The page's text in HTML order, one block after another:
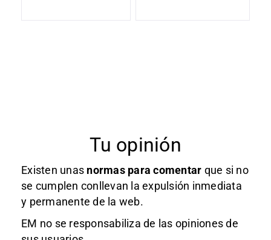
Tu opinión
Existen unas normas para comentar que si no
se cumplen conllevan la expulsión inmediata
y permanente de la web.
EM no se responsabiliza de las opiniones de